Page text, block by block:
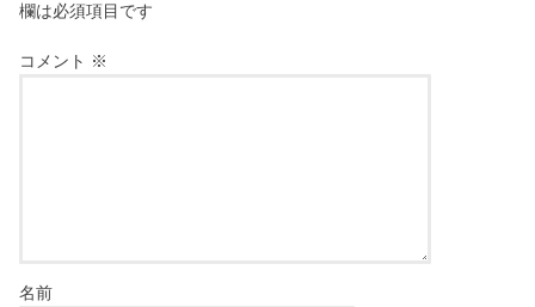
欄は必須項目です
コメント ※
名前